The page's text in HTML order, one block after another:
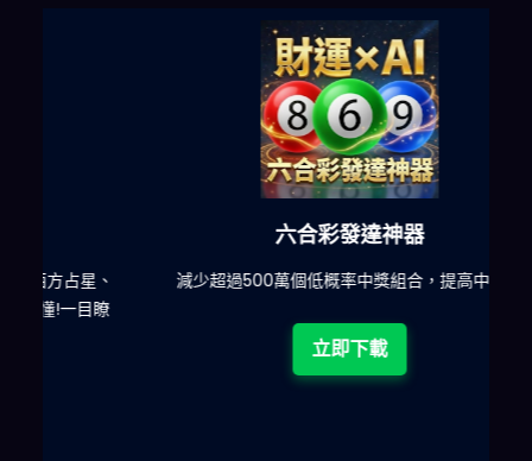
六合彩發達神器
減少超過500萬個低概率中獎組合，提高中獎率